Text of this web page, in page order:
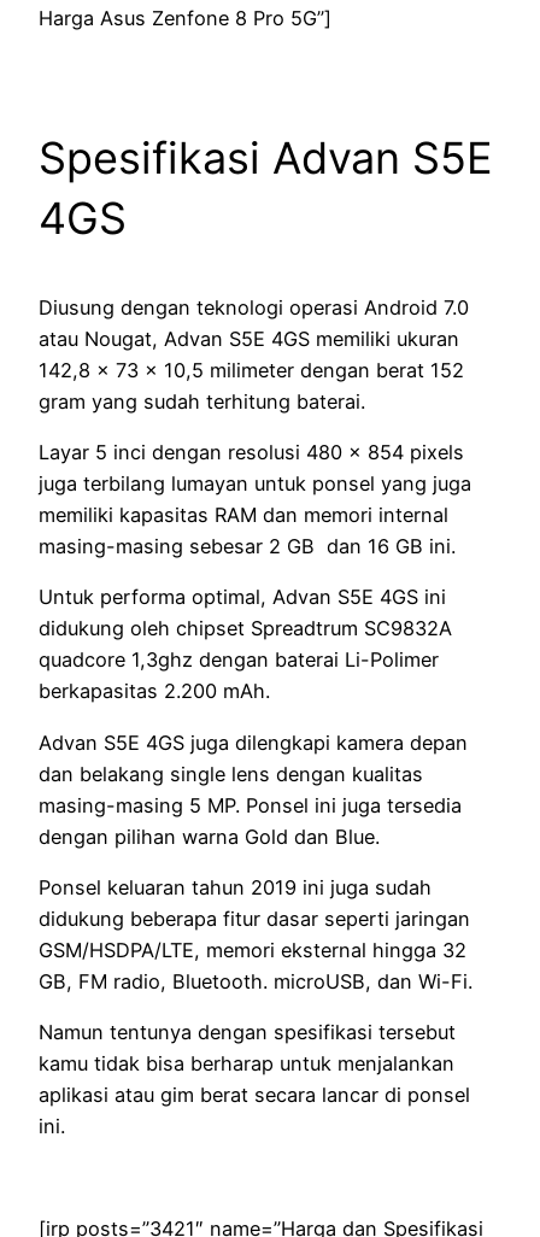
Harga Asus Zenfone 8 Pro 5G”]
Spesifikasi Advan S5E
4GS
Diusung dengan teknologi operasi Android 7.0
atau Nougat, Advan S5E 4GS memiliki ukuran
142,8 x 73 x 10,5 milimeter dengan berat 152
gram yang sudah terhitung baterai.
Layar 5 inci dengan resolusi 480 x 854 pixels
juga terbilang lumayan untuk ponsel yang juga
memiliki kapasitas RAM dan memori internal
masing-masing sebesar 2 GB dan 16 GB ini.
Untuk performa optimal, Advan S5E 4GS ini
didukung oleh chipset Spreadtrum SC9832A
quadcore 1,3ghz dengan baterai Li-Polimer
berkapasitas 2.200 mAh.
Advan S5E 4GS juga dilengkapi kamera depan
dan belakang single lens dengan kualitas
masing-masing 5 MP. Ponsel ini juga tersedia
dengan pilihan warna Gold dan Blue.
Ponsel keluaran tahun 2019 ini juga sudah
didukung beberapa fitur dasar seperti jaringan
GSM/HSDPA/LTE, memori eksternal hingga 32
GB, FM radio, Bluetooth. microUSB, dan Wi-Fi.
Namun tentunya dengan spesifikasi tersebut
kamu tidak bisa berharap untuk menjalankan
aplikasi atau gim berat secara lancar di ponsel
ini.
[irp posts=”3421″ name=”Harga dan Spesifikasi